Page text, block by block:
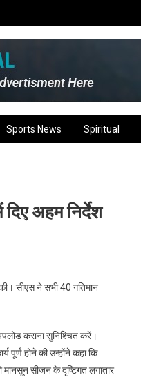
Sports News Spiritual
दिए अहम निर्देश
सीएस ने सभी 40 गतिमान
कराना सुनिश्चित करें।
पूर्ण होने की उन्होंने कहा कि
मानसून सीजन के दृष्टिगत लगातार